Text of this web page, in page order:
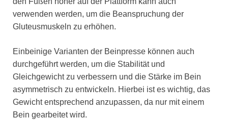
verwenden werden, um die Beanspruchung der
Gluteusmuskeln zu erhöhen.
Einbeinige Varianten der Beinpresse können auch
durchgeführt werden, um die Stabilität und
Gleichgewicht zu verbessern und die Stärke im Bein
asymmetrisch zu entwickeln. Hierbei ist es wichtig, das
Gewicht entsprechend anzupassen, da nur mit einem
Bein gearbeitet wird.